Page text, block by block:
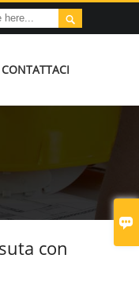


CONTATTACI
con